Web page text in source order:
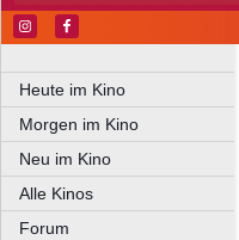
Heute im Kino
Morgen im Kino
Neu im Kino
Alle Kinos
Forum